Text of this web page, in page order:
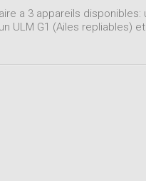
a 3 appareils disponibles:
ULM G1 (Ailes repliables)